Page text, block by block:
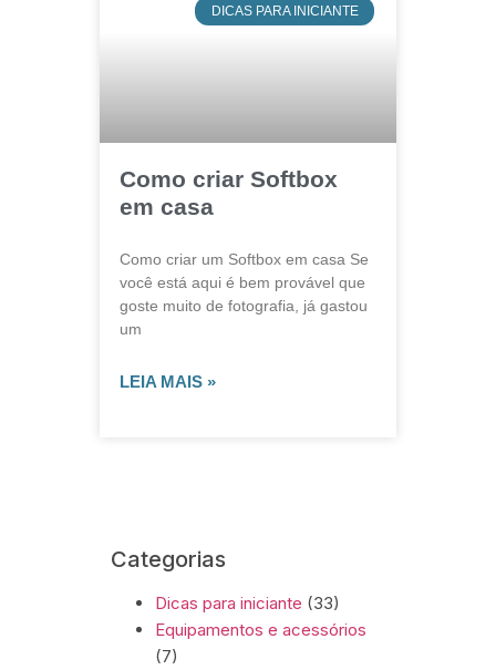
DICAS PARA INICIANTE
Como criar Softbox
em casa
Como criar um Softbox em casa Se
você está aqui é bem provável que
goste muito de fotografia, já gastou
um
LEIA MAIS »
Categorias
Dicas para iniciante (33)
Equipamentos e acessórios
(7)